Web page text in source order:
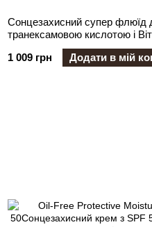
Сонцезахисний супер флюїд
транексамовою кислотою і
1 009 грн
Додати в мій